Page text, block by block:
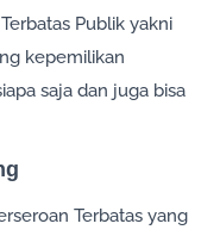
Publik yakni
kepemilikan
saja dan juga bisa
Terbatas yang